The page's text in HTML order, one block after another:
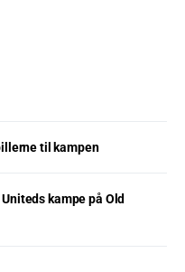
til kampen
kampe på Old